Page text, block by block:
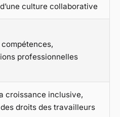
culture collaborative
professionnelles
croissance inclusive,
droits des travailleurs